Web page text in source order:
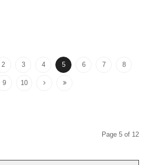
2 3 4 5 6 7 8
9 10
Page 5 of 12